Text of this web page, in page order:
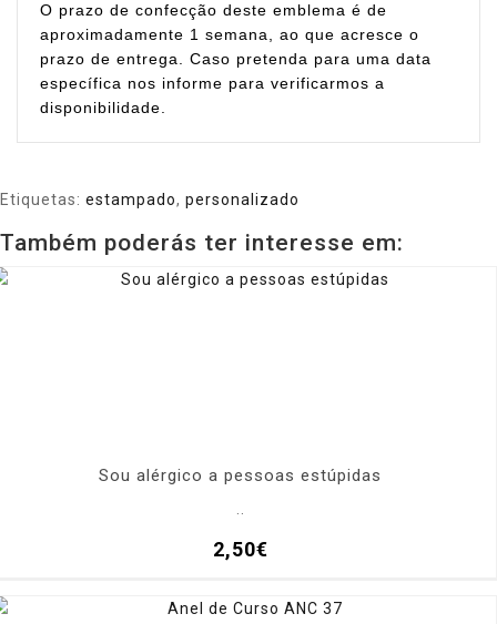
O prazo de confecção deste emblema é de
aproximadamente 1 semana, ao que acresce o
prazo de entrega. Caso pretenda para uma data
específica nos informe para verificarmos a
disponibilidade.
Etiquetas: estampado, personalizado
Também poderás ter interesse em:
Sou alérgico a pessoas estúpidas
..
2,50€